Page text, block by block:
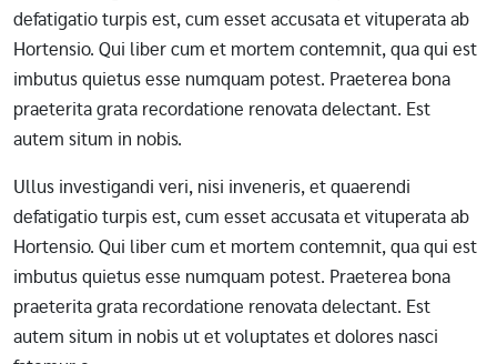
defatigatio turpis est, cum esset accusata et vituperata ab
Hortensio. Qui liber cum et mortem contemnit, qua qui est
imbutus quietus esse numquam potest. Praeterea bona
praeterita grata recordatione renovata delectant. Est
autem situm in nobis.
Ullus investigandi veri, nisi inveneris, et quaerendi
defatigatio turpis est, cum esset accusata et vituperata ab
Hortensio. Qui liber cum et mortem contemnit, qua qui est
imbutus quietus esse numquam potest. Praeterea bona
praeterita grata recordatione renovata delectant. Est
autem situm in nobis ut et voluptates et dolores nasci